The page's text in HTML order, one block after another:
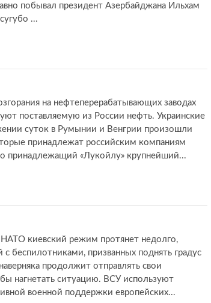
побывал президент Азербайджана Ильхам
...
на нефтеперерабатывающих заводах
поставляемую из России нефть. Украинские
суток в Румынии и Венгрии произошли
принадлежат российским компаниям
принадлежащий «Лукойлу» крупнейший...
киевский режим протянет недолго,
беспилотниками, призванных поднять градус
продолжит отправлять свои
нагнетать ситуацию. ВСУ используют
военной поддержки европейских...